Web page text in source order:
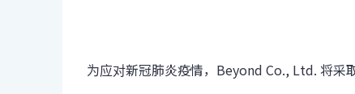
为应对新冠肺炎疫情，Beyond Co., Ltd. 将采